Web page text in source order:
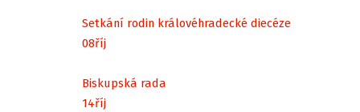
Setkání rodin královéhradecké diecéze
08říj
Biskupská rada
14říj